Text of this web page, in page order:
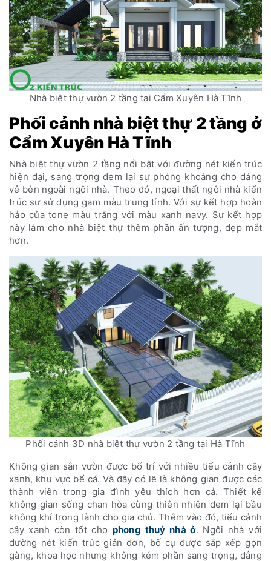
Nhà biệt thự vườn 2 tầng tại Cẩm Xuyên Hà Tĩnh
Phối cảnh nhà biệt thự 2 tầng ở
Cẩm Xuyên Hà Tĩnh
Nhà biệt thự vườn 2 tầng nổi bật với đường nét kiến trúc
hiện đại, sang trọng đem lại sự phóng khoáng cho dáng
vẻ bên ngoài ngôi nhà. Theo đó, ngoại thất ngôi nhà kiến
trúc sư sử dụng gam màu trung tính. Với sự kết hợp hoàn
hảo của tone màu trắng với màu xanh navy. Sự kết hợp
này làm cho nhà biệt thự thêm phần ấn tượng, đẹp mắt
hơn.
Phối cảnh 3D nhà biệt thự vườn 2 tầng tại Hà Tĩnh
Không gian sân vườn được bố trí với nhiều tiểu cảnh cây
xanh, khu vực bể cá. Và đây có lẽ là không gian được các
thành viên trong gia đình yêu thích hơn cả. Thiết kế
không gian sống chan hòa cùng thiên nhiên đem lại bầu
không khí trong lành cho gia chủ. Thêm vào đó, tiểu cảnh
cây xanh còn tốt cho phong thuỷ nhà ở. Ngôi nhà với
đường nét kiến trúc giản đơn, bố cụ được sắp xếp gọn
gàng, khoa học nhưng không kém phần sang trọng, đẳng